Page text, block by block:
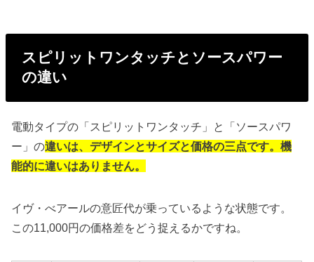
スピリットワンタッチとソースパワー
の違い
電動タイプの「スピリットワンタッチ」と「ソースパワ
ー」の違いは、デザインとサイズと価格の三点です。機
能的に違いはありません。
イヴ・べアールの意匠代が乗っているような状態です。
この11,000円の価格差をどう捉えるかですね。